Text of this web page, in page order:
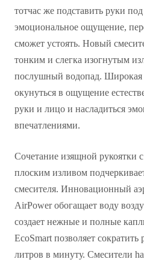
тотчас же подставить руки
эмоциональное ощущение,
сможет устоять. Новый
тонким и слегка изогнутым
послушный водопад. Широкая
окунуться в ощущение
руки и лицо и насладиться
впечатлениями.
Сочетание изящной рукоятки
плоским изливом
смесителя. Инновационный
AirPower обогащает воду
создает нежные и полные
EcoSmart позволяет сократить
литров в минуту. Смесители